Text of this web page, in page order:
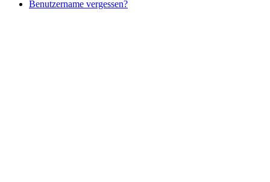
Benutzername vergessen?